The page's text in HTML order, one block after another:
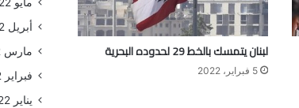
لبنان يتمسك بالخط 29 لحدوده البحرية
5 فبراير، 2022
أبريل 2022
مارس 2022
فبراير 2022
يناير 2022